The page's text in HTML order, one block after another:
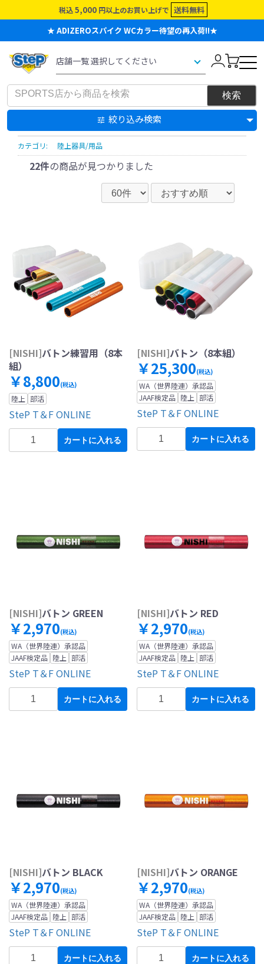
税込 5,000 円以上のお買い上げで 送料無料
★ ADIZEROスパイク WCカラー待望の再入荷!!★
絞り込み検索
カテゴリ: 陸上器具/用品
22件の商品が見つかりました
[NISHI]バトン練習用（8本
組）
￥8,800(税込)
陸上 部活
SteP T＆F ONLINE
カートに入れる
[NISHI]バトン（8本組）
￥25,300(税込)
WA（世界陸連）承認品
JAAF検定品 陸上 部活
SteP T＆F ONLINE
カートに入れる
[NISHI]バトン GREEN
￥2,970(税込)
WA（世界陸連）承認品
JAAF検定品 陸上 部活
SteP T＆F ONLINE
カートに入れる
[NISHI]バトン RED
￥2,970(税込)
WA（世界陸連）承認品
JAAF検定品 陸上 部活
SteP T＆F ONLINE
カートに入れる
[NISHI]バトン BLACK
￥2,970(税込)
WA（世界陸連）承認品
JAAF検定品 陸上 部活
SteP T＆F ONLINE
カートに入れる
[NISHI]バトン ORANGE
￥2,970(税込)
WA（世界陸連）承認品
JAAF検定品 陸上 部活
SteP T＆F ONLINE
カートに入れる